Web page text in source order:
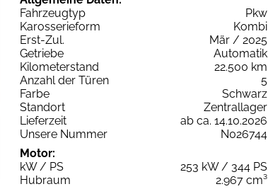
Fahrzeugtyp
Pkw
Karosserieform
Kombi
Erst-Zul.
Mär / 2025
Getriebe
Automatik
Kilometerstand
22.500 km
Anzahl der Türen
5
Farbe
Schwarz
Standort
Zentrallager
Lieferzeit
ab ca. 14.10.2026
Unsere Nummer
N026744
Motor:
kW / PS
253 kW / 344 PS
Hubraum
2.967 cm³